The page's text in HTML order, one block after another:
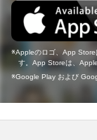
Appleのロゴ、App Store
す。App Storeは、
Google Play および